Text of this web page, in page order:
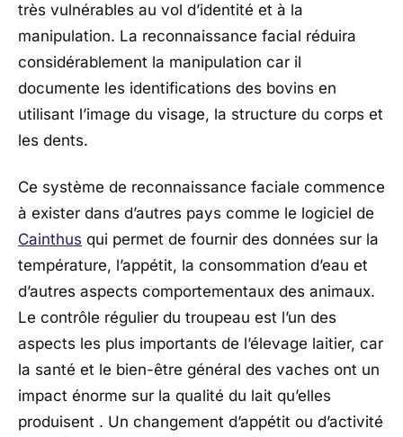
très vulnérables au vol d’identité et à la
manipulation. La reconnaissance facial réduira
considérablement la manipulation car il
documente les identifications des bovins en
utilisant l’image du visage, la structure du corps et
les dents.
Ce système de reconnaissance faciale commence
à exister dans d’autres pays comme le logiciel de
Cainthus qui permet de fournir des données sur la
température, l’appétit, la consommation d’eau et
d’autres aspects comportementaux des animaux.
Le contrôle régulier du troupeau est l’un des
aspects les plus importants de l’élevage laitier, car
la santé et le bien-être général des vaches ont un
impact énorme sur la qualité du lait qu’elles
produisent . Un changement d’appétit ou d’activité